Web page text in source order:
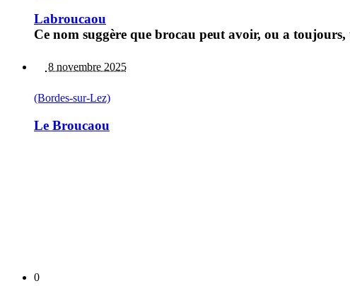
Labroucaou
Ce nom suggère que brocau peut avoir, ou a
8 novembre 2025
(Bordes-sur-Lez)
Le Broucaou
0